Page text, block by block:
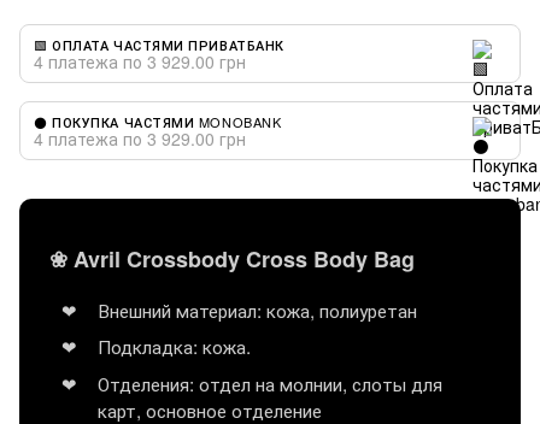
🟩 ОПЛАТА ЧАСТЯМИ ПРИВАТБАНК
4 платежа по 3 929.00 грн
⚫ ПОКУПКА ЧАСТЯМИ MONOBANK
4 платежа по 3 929.00 грн
❀ Avril Crossbody Cross Body Bag
Внешний материал: кожа, полиуретан
Подкладка: кожа.
Отделения: отдел на молнии, слоты для
карт, основное отделение